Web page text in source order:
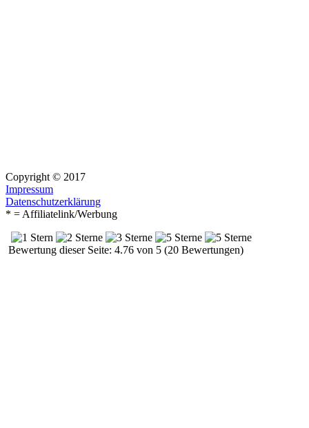
Copyright © 2017
Impressum
Datenschutzerklärung
* = Affiliatelink/Werbung
Bewertung dieser Seite: 4.76 von 5 (20 Bewertungen)